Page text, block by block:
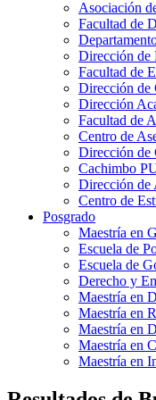
Asociación
Facultad de
Dirección de
Facultad de
Dirección de
Dirección
Facultad de
Centro de
Dirección de
Cachimbo
Dirección de
Centro de
Posgrado
Maestría en
Escuela de
Escuela de
Derecho y
Maestría en
Maestría en
Maestría en
Maestría en
Maestría en